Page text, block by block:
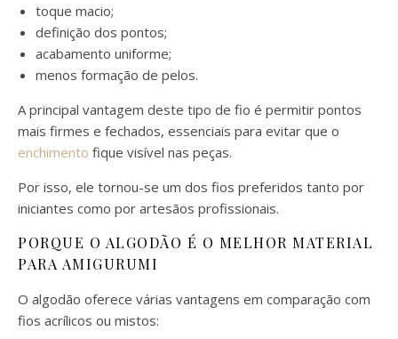
toque macio;
definição dos pontos;
acabamento uniforme;
menos formação de pelos.
A principal vantagem deste tipo de fio é permitir pontos
mais firmes e fechados, essenciais para evitar que o
enchimento fique visível nas peças.
Por isso, ele tornou-se um dos fios preferidos tanto por
iniciantes como por artesãos profissionais.
PORQUE O ALGODÃO É O MELHOR MATERIAL
PARA AMIGURUMI
O algodão oferece várias vantagens em comparação com
fios acrílicos ou mistos: